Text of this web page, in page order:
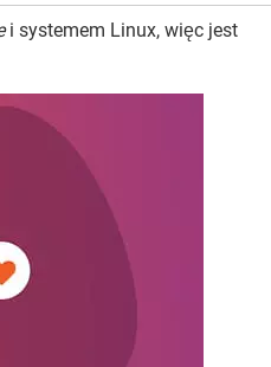
i systemem Linux, więc jest